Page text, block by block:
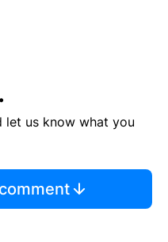
let us know what you